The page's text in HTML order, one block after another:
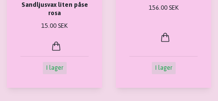
Sandljusvax liten påse
rosa
15.00 SEK
I lager
156.00 SEK
I lager